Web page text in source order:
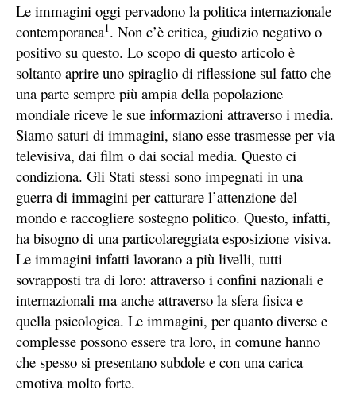
Le immagini oggi pervadono la politica internazionale
contemporanea1. Non c’è critica, giudizio negativo o
positivo su questo. Lo scopo di questo articolo è
soltanto aprire uno spiraglio di riflessione sul fatto che
una parte sempre più ampia della popolazione
mondiale riceve le sue informazioni attraverso i media.
Siamo saturi di immagini, siano esse trasmesse per via
televisiva, dai film o dai social media. Questo ci
condiziona. Gli Stati stessi sono impegnati in una
guerra di immagini per catturare l’attenzione del
mondo e raccogliere sostegno politico. Questo, infatti,
ha bisogno di una particolareggiata esposizione visiva.
Le immagini infatti lavorano a più livelli, tutti
sovrapposti tra di loro: attraverso i confini nazionali e
internazionali ma anche attraverso la sfera fisica e
quella psicologica. Le immagini, per quanto diverse e
complesse possono essere tra loro, in comune hanno
che spesso si presentano subdole e con una carica
emotiva molto forte.